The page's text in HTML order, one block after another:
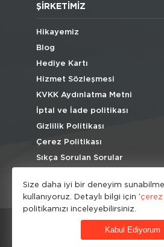
ŞIRKETIMIZ
Hikayemiz
Blog
Hediye Kartı
Hizmet Sözleşmesi
KVKK Aydınlatma Metni
İptal ve İade politikası
Gizlilik Politikası
Çerez Politikası
Sıkça Sorulan Sorular
© HipoKid 2026 . All rights
Size daha iyi bir deneyim
kullanıyoruz. Detaylı bilgi için ‘çerez
politikamızı inceleyebilirsiniz.
Kabul Ediyorum